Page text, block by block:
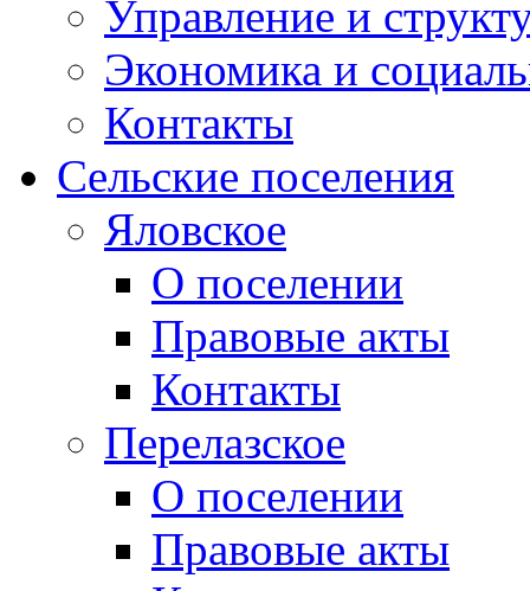
Управление и
Экономика и
Контакты
Сельские поселения
Яловское
О поселении
Правовые акты
Контакты
Перелазское
О поселении
Правовые акты